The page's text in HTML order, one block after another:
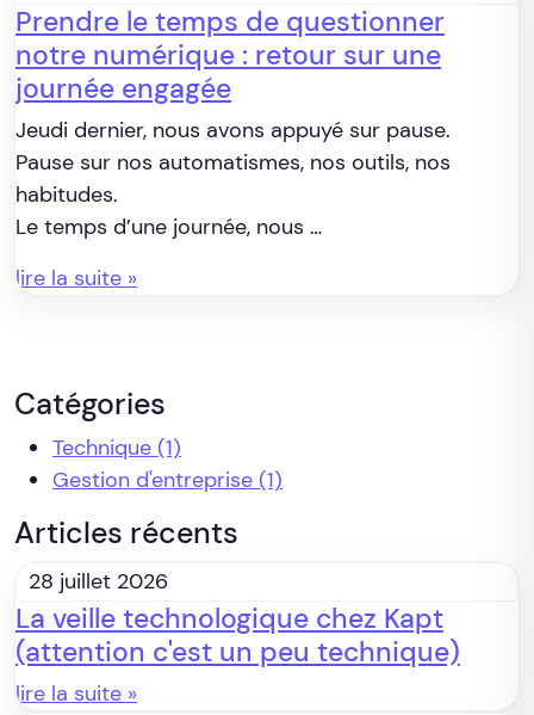
Prendre le temps de questionner
notre numérique : retour sur une
journée engagée
Jeudi dernier, nous avons appuyé sur pause.
Pause sur nos automatismes, nos outils, nos
habitudes.
Le temps d’une journée, nous …
lire la suite »
Catégories
Technique (1)
Gestion d'entreprise (1)
Articles récents
28 juillet 2026
La veille technologique chez Kapt
(attention c'est un peu technique)
lire la suite »